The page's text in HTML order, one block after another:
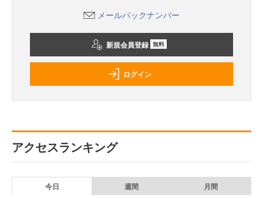
メールバックナンバー
新規会員登録 無料
ログイン
アクセスランキング
今日 週間 月間